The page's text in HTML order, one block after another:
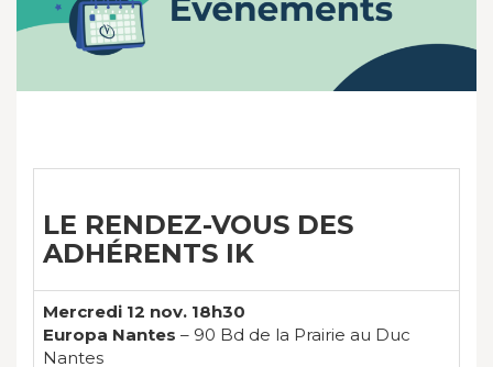
LE RENDEZ-VOUS DES
ADHÉRENTS IK
Mercredi 12 nov. 18h30
Europa Nantes – 90 Bd de la Prairie au Duc
Nantes